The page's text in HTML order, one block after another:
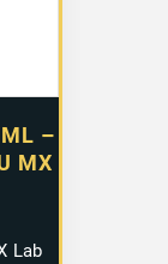
–
MX
Lab